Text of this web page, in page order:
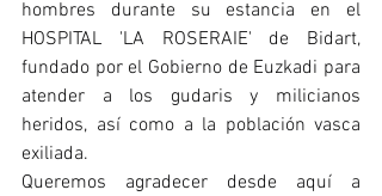
hombres durante su estancia en el
HOSPITAL 'LA ROSERAIE' de Bidart,
fundado por el Gobierno de Euzkadi para
atender a los gudaris y milicianos
heridos, así como a la población vasca
exiliada.
Queremos agradecer desde aquí a